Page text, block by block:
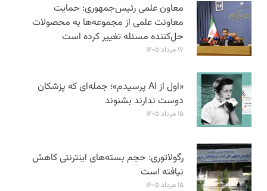
معاون علمی رئیس‌جمهوری: حمایت
معاونت علمی از مجموعه‌ها به محصولات
حل‌کننده مسئله تغییر کرده است
۱۷ مرداد ۱۴۰۵
«اول از AI پرسیدم»؛ جمله‌ای که پزشکان
دوست ندارند بشنوند
۱۵ مرداد ۱۴۰۵
رگولاتوری: حجم بسته‌های اینترنتی کاهش
نیافته است
۱۵ مرداد ۱۴۰۵